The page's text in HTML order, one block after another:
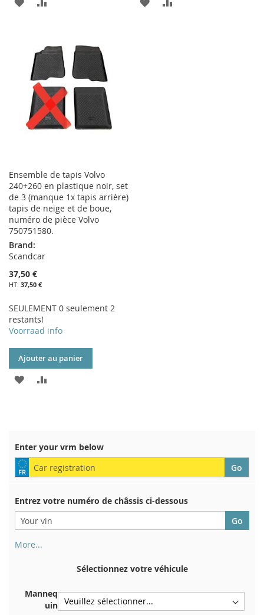
LISTE
D’ENVIE
COMPARATEUR
Ensemble de tapis Volvo
240+260 en plastique noir, set
de 3 (manque 1x tapis arrière)
tapis de neige et de boue,
numéro de pièce Volvo
750751580.
Brand:
Scandcar
37,50 €
37,50 €
SEULEMENT 0 seulement 2
restants!
Voorraad info
Ajouter au panier
AJOUTER
D’ENVIE
Enter your vrm below
Entrez votre numéro de châssis ci-dessous
More...
d'immatriculation. Et aussi dans la voiture
Centrer contre la cloison sous le capot
Sélectionnez votre véhicule
Manneq
uin